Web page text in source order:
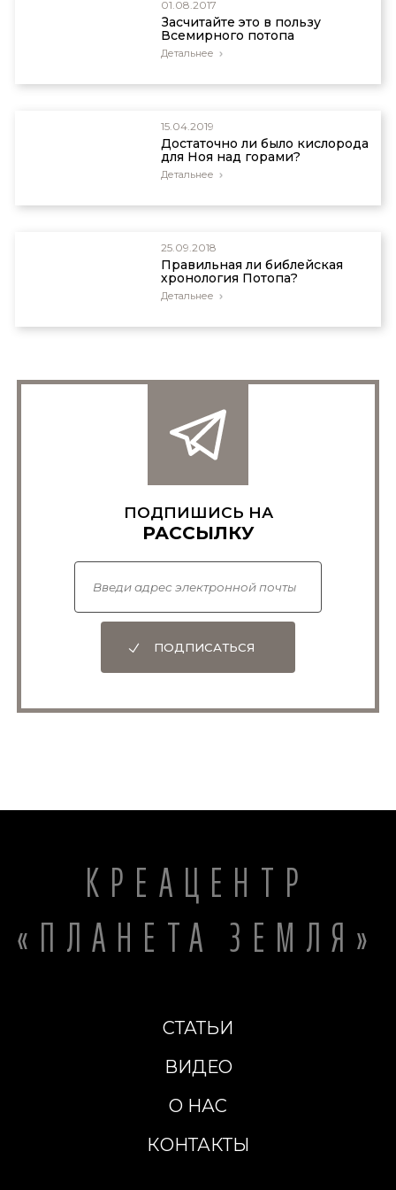
01.08.2017
Засчитайте это в пользу
Всемирного потопа
Детальнее
15.04.2019
Достаточно ли было кислорода
для Ноя над горами?
Детальнее
25.09.2018
Правильная ли библейская
хронология Потопа?
Детальнее
ПОДПИШИСЬ НА
РАССЫЛКУ
ПОДПИСАТЬСЯ
КРЕАЦЕНТР
«ПЛАНЕТА ЗЕМЛЯ»
СТАТЬИ
ВИДЕО
О НАС
КОНТАКТЫ